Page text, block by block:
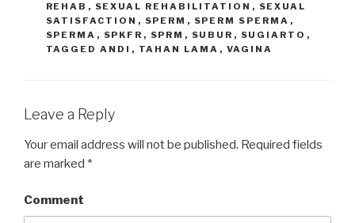
REHAB , SEXUAL REHABILITATION , SEXUAL
SATISFACTION , SPERM , SPERM SPERMA ,
SPERMA , SPKFR , SPRM , SUBUR , SUGIARTO ,
TAGGED ANDI , TAHAN LAMA , VAGINA
Leave a Reply
Your email address will not be published. Required fields
are marked *
Comment